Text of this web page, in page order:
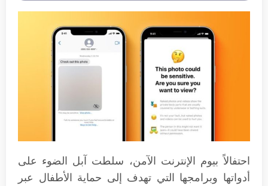
احتفالاً بيوم الإنترنت الآمن، سلطت آبل الضوء على
أدواتها وبرامجها التي تهدف إلى حماية الأطفال عبر